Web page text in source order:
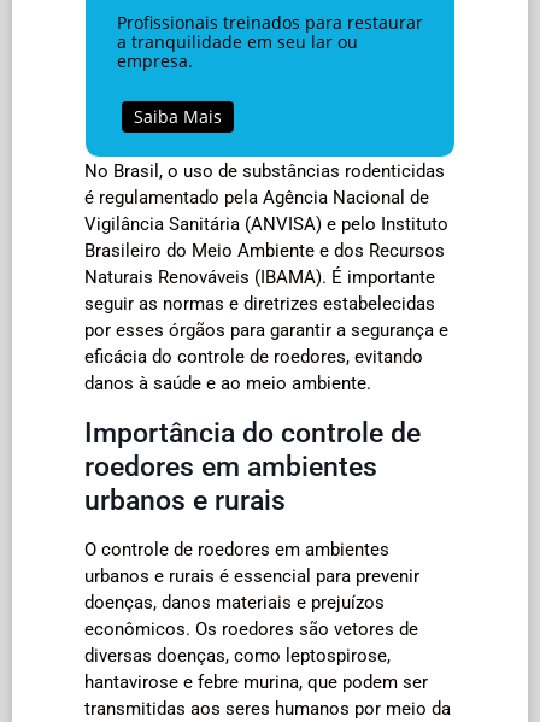
Profissionais treinados para restaurar
a tranquilidade em seu lar ou
empresa.
Saiba Mais
No Brasil, o uso de substâncias rodenticidas
é regulamentado pela Agência Nacional de
Vigilância Sanitária (ANVISA) e pelo Instituto
Brasileiro do Meio Ambiente e dos Recursos
Naturais Renováveis (IBAMA). É importante
seguir as normas e diretrizes estabelecidas
por esses órgãos para garantir a segurança e
eficácia do controle de roedores, evitando
danos à saúde e ao meio ambiente.
Importância do controle de
roedores em ambientes
urbanos e rurais
O controle de roedores em ambientes
urbanos e rurais é essencial para prevenir
doenças, danos materiais e prejuízos
econômicos. Os roedores são vetores de
diversas doenças, como leptospirose,
hantavirose e febre murina, que podem ser
transmitidas aos seres humanos por meio da